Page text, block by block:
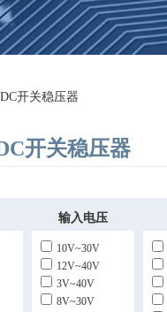
开关稳压器
开关稳压器
输入电压
10V~30V
12V~40V
3V~40V
8V~30V